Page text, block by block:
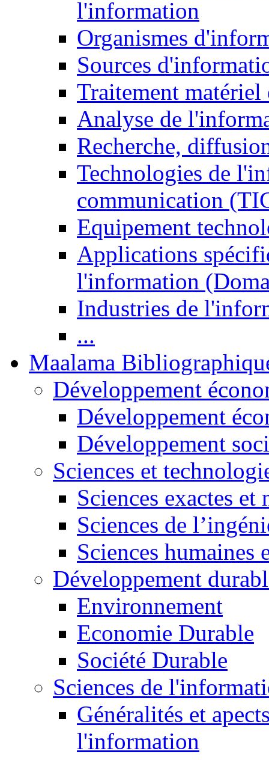
l'information
Organismes
Sources
Traitement matériel
Analyse de
Recherche,
Technologies de
communication
Equipement
Applications
l'information
Industries de
...
Maalama
Développement
Développement
Développement
Sciences et
Sciences exactes et
Sciences de
Sciences humaines
Développement
Environnement
Economie Durable
Société Durable
Sciences de
Généralités et
l'information